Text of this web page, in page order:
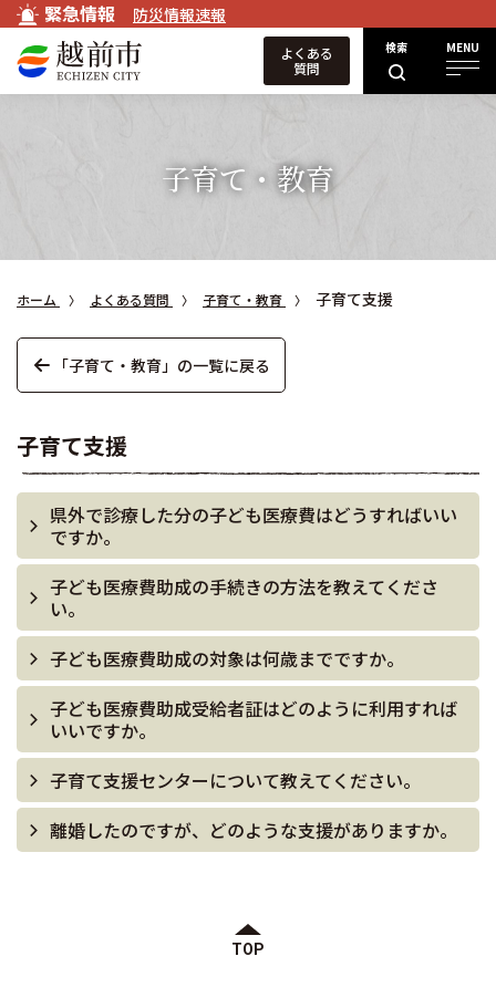
緊急情報 防災情報速報
検索 MENU
よくある
質問
子育て・教育
ホーム よくある質問 子育て・教育 子育て支援
「子育て・教育」の一覧に戻る
子育て支援
県外で診療した分の子ども医療費はどうすればいい
ですか。
子ども医療費助成の手続きの方法を教えてくださ
い。
子ども医療費助成の対象は何歳までですか。
子ども医療費助成受給者証はどのように利用すれば
いいですか。
子育て支援センターについて教えてください。
離婚したのですが、どのような支援がありますか。
TOP